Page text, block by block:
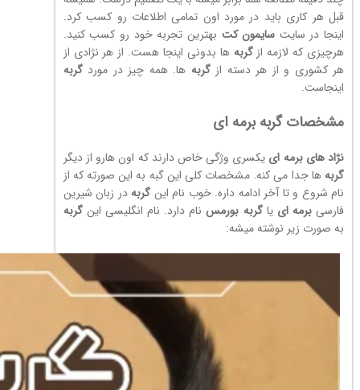
قبل هر کاری باید در مورد اون تمامی اطلاعات رو کسب کرد.
اینجا در سایت سایمون کت بهترین تجربه خود رو کسب کنید.
هرچیزی که لازمه ازگربه ها بدونی اینجا هست. از هر نژادی از
هر کشوری و از هر دسته ازگربه ها. همه چیز در موردگربه
اینجاست.
مشخصات گربه برمه ای
نژاد های برمه ای یکسری وژگی خاص دارند که اون هارو از دیگر
گربه ها جدا می کنه. مشخصات کلی این گبه به این صورته که از
نام شروع و تا آخر ادامه داره. خوب نام این گربه در زبان شیرین
فارسیبرمه ای یاگربه بورمسنام دارد. نام انگلیسی اینگربه
به صورت زیر نوشته میشه: